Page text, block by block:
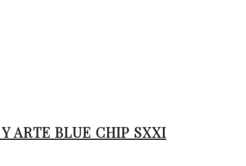
ARTE BLUE CHIP SXXI